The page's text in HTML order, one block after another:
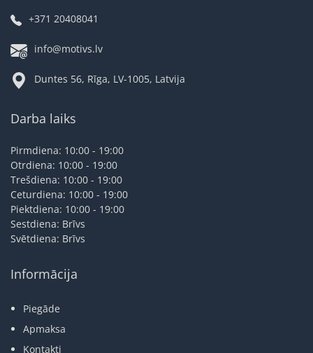
+371 20408041
info@motivs.lv
Duntes 56, Rīga, LV-1005, Latvija
Darba laiks
Pirmdiena: 10:00 - 19:00
Otrdiena: 10:00 - 19:00
Trešdiena: 10:00 - 19:00
Ceturdiena: 10:00 - 19:00
Piektdiena: 10:00 - 19:00
Sestdiena: Brīvs
Svētdiena: Brīvs
Informācija
Piegāde
Apmaksa
Kontakti